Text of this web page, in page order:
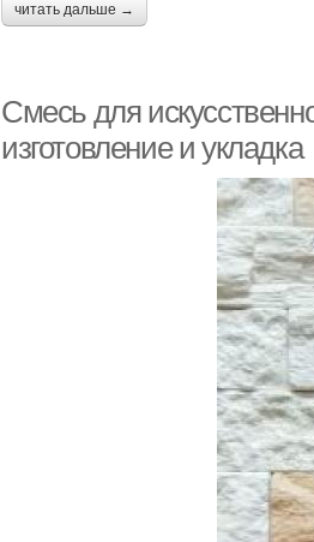
читать дальше →
Смесь для
изготовление и укладка